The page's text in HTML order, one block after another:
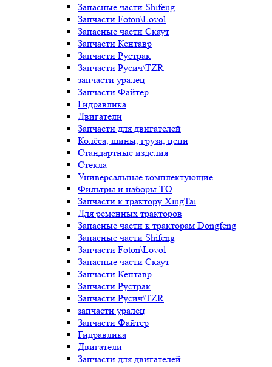
Запасные части Shifeng
Запчасти Foton\Lovol
Запасные части Скаут
Запчасти Кентавр
Запчасти Рустрак
Запчасти Русич\TZR
запчасти уралец
Запчасти Файтер
Гидравлика
Двигатели
Запчасти для двигателей
Колёса, шины, груза, цепи
Стандартные изделия
Стёкла
Универсальные комплектующие
Фильтры и наборы ТО
Запчасти к трактору XingTai
Для ременных тракторов
Запасные части к тракторам Dongfeng
Запасные части Shifeng
Запчасти Foton\Lovol
Запасные части Скаут
Запчасти Кентавр
Запчасти Рустрак
Запчасти Русич\TZR
запчасти уралец
Запчасти Файтер
Гидравлика
Двигатели
Запчасти для двигателей